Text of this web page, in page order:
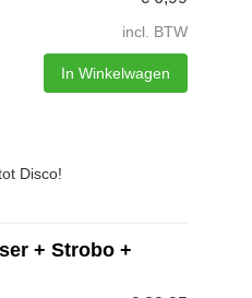
incl. BTW
In Winkelwagen
Disco!
+ Strobo +